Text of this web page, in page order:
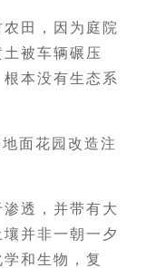
田，因为庭院
被车辆碾压
本没有生态系
透，并带有大
并非一朝一夕
和生物，复